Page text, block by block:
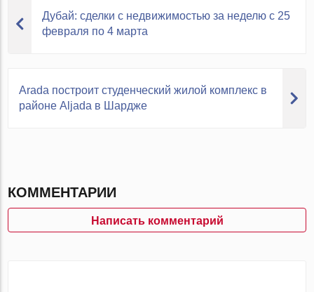
Дубай: сделки с недвижимостью за неделю с 25
февраля по 4 марта
Arada построит студенческий жилой комплекс в
районе Aljada в Шардже
КОММЕНТАРИИ
Написать комментарий